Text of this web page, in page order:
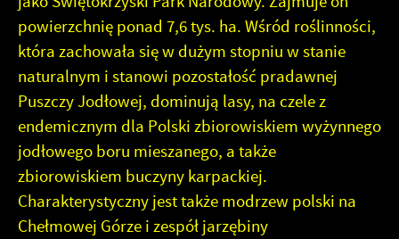
powierzchnię ponad 7,6 tys. ha. Wśród roślinności,
która zachowała się w dużym stopniu w stanie
naturalnym i stanowi pozostałość pradawnej
Puszczy Jodłowej, dominują lasy, na czele z
endemicznym dla Polski zbiorowiskiem wyżynnego
jodłowego boru mieszanego, a także
zbiorowiskiem buczyny karpackiej.
Charakterystyczny jest także modrzew polski na
Chełmowej Górze i zespół jarzębiny